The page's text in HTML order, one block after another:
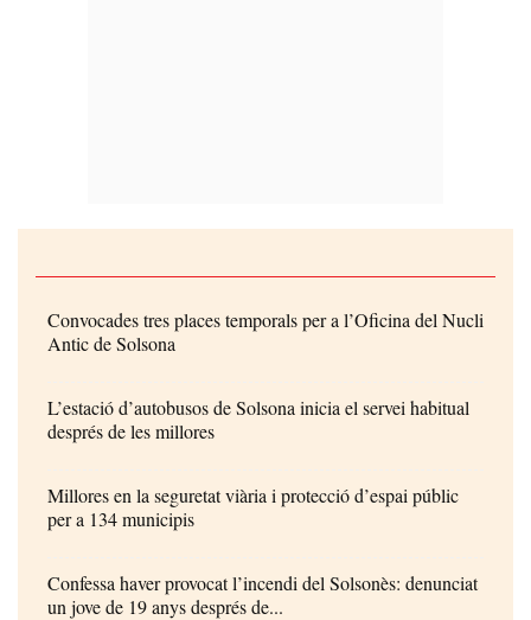
Convocades tres places temporals per a l’Oficina del Nucli
Antic de Solsona
L’estació d’autobusos de Solsona inicia el servei habitual
després de les millores
Millores en la seguretat viària i protecció d’espai públic
per a 134 municipis
Confessa haver provocat l’incendi del Solsonès: denunciat
un jove de 19 anys després de...